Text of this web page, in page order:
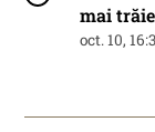
mai
oct. 10,